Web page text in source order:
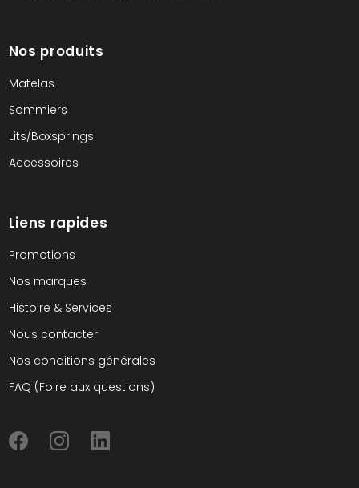
Nos produits
Matelas
Sommiers
Lits/Boxsprings
Accessoires
Liens rapides
Promotions
Nos marques
Histoire & Services
Nous contacter
Nos conditions générales
FAQ (Foire aux questions)